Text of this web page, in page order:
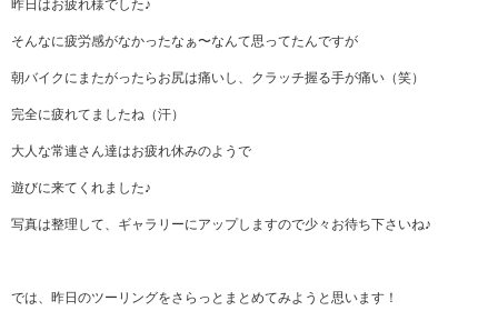
昨日はお疲れ様でした♪
そんなに疲労感がなかったなぁ〜なんて思ってたんですが
朝バイクにまたがったらお尻は痛いし、クラッチ握る手が痛い（笑）
完全に疲れてましたね（汗）
大人な常連さん達はお疲れ休みのようで
遊びに来てくれました♪
写真は整理して、ギャラリーにアップしますので少々お待ち下さいね♪
では、昨日のツーリングをさらっとまとめてみようと思います！